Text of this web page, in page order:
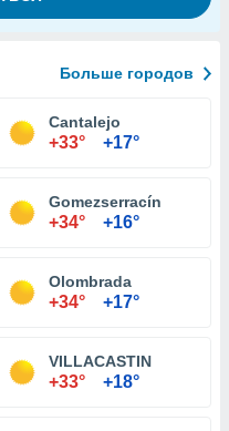
Больше городов
Cantalejo
+33° +17°
Gomezserracín
+34° +16°
Olombrada
+34° +17°
VILLACASTIN
+33° +18°